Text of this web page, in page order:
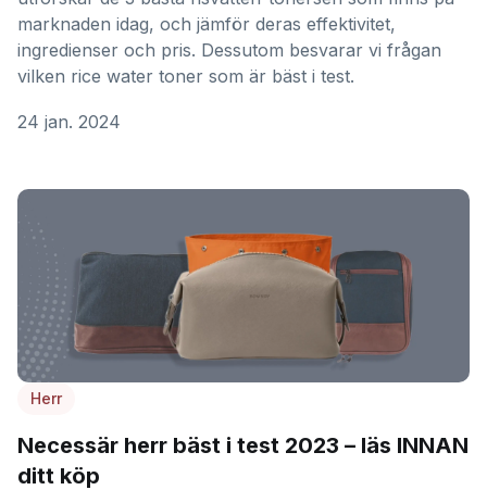
marknaden idag, och jämför deras effektivitet,
ingredienser och pris. Dessutom besvarar vi frågan
vilken rice water toner som är bäst i test.
24 jan. 2024
Herr
Necessär herr bäst i test 2023 – läs INNAN
ditt köp